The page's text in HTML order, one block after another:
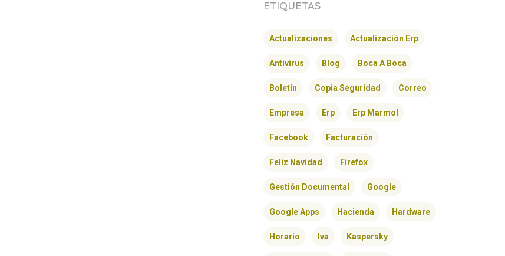
ETIQUETAS
Actualizaciones Actualización Erp
Antivirus Blog Boca A Boca
Boletín Copia Seguridad Correo
Empresa Erp Erp Marmol
Facebook Facturación
Feliz Navidad Firefox
Gestión Documental Google
Google Apps Hacienda Hardware
Horario Iva Kaspersky